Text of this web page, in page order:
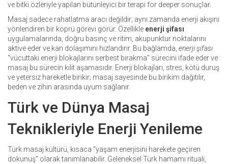
ve bitki özleriyle yapılan bütünleyici bir terapi for deeper sonuçlar.
Masaj sadece rahatlatma aracı değildir; aynı zamanda enerji akışını
yönlendiren bir köprü görevi görür. Özellikle enerji şifası
uygulamalarında, doğru basınç ve ritim, akupunktur noktalarını
aktive eder ve kan dolaşımını hızlandırır. Bu bağlamda, enerji şifası
“vücuttaki enerji blokajlarını serbest bırakma” sürecini ifade eder ve
masaj bu sürecin kilit aşamasıdır. Enerji blokajları, stres, kötü duruş
ve yetersiz hareketle birikir; masaj sayesinde bu birikim dağıtılır,
beden ve zihin arasında uyum sağlanır.
Türk ve Dünya Masaj
Teknikleriyle Enerji Yenileme
Türk masaj kültürü, kısaca “yaşam enerjisini harekete geçiren
dokunuş” olarak tanımlanabilir. Geleneksel Türk hamamı rituali,